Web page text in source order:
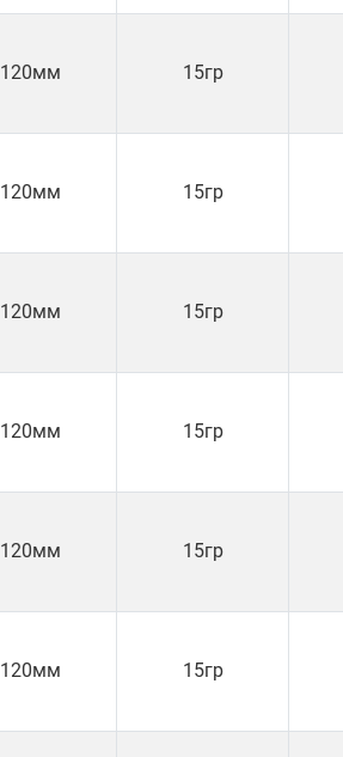
120мм 15гр
120мм 15гр
120мм 15гр
120мм 15гр
120мм 15гр
120мм 15гр